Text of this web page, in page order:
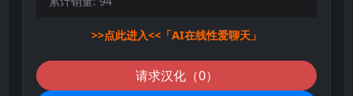
>>点此进入<<「AI在线性爱聊天」
请求汉化（0）